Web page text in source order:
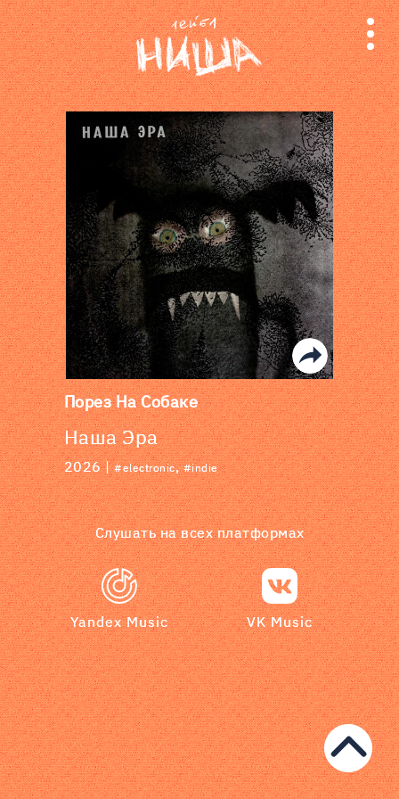
релизы
лейбл
поиск
Порез На Собаке
Наша Эра
2026 |#electronic,#indie
Слушать на всех платформах
Yandex Music VK Music